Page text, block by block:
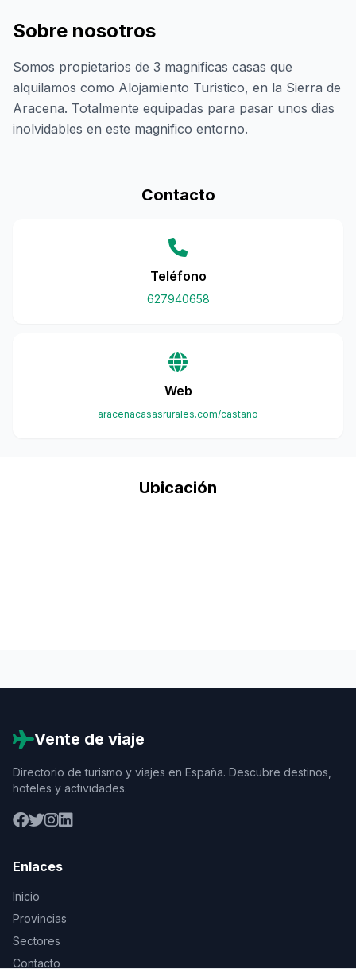
Sobre nosotros
Somos propietarios de 3 magnificas casas que
alquilamos como Alojamiento Turistico, en la Sierra de
Aracena. Totalmente equipadas para pasar unos dias
inolvidables en este magnifico entorno.
Contacto
Teléfono
627940658
Web
aracenacasasrurales.com/castano
Ubicación
Vente de viaje
Directorio de turismo y viajes en España. Descubre destinos,
hoteles y actividades.
Enlaces
Inicio
Provincias
Sectores
Contacto